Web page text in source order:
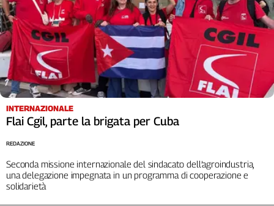
D'Aosta
Veneto
Archivio
Storico
1955-
2014
Cerca
Contatti
La
INTERNAZIONALE
Flai Cgil, parte la brigata per Cuba
Seconda missione internazionale del sindacato dell’agroindustria,
una delegazione impegnata in un programma di cooperazione e
solidarietà
REDAZIONE